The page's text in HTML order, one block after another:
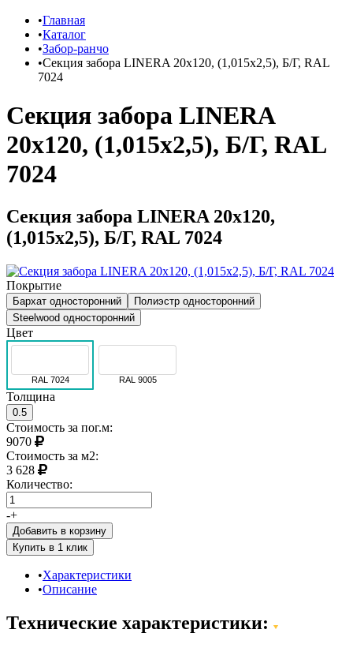
Главная
Каталог
Забор-ранчо
Секция забора LINERA 20х120, (1,015х2,5), Б/Г, RAL
7024
Секция забора LINERA
20х120, (1,015х2,5), Б/Г, RAL
7024
Секция забора LINERA 20х120,
(1,015х2,5), Б/Г, RAL 7024
Покрытие
Бархат односторонний
Полиэстр односторонний
Steelwood односторонний
Цвет
RAL 7024 RAL 9005
Толщина
0.5
Стоимость за пог.м:
9070
Стоимость за м2:
3 628
Количество:
-+
Добавить в корзину
Характеристики
Описание
Технические характеристики: